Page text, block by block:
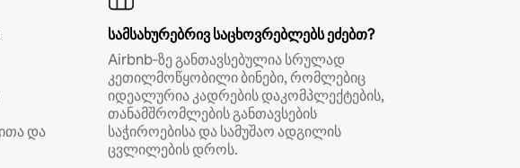
და
სამსახურებრივ საცხოვრებლებს ეძებთ?
Airbnb‑ზე განთავსებულია სრულად
კეთილმოწყობილი ბინები, რომლებიც
იდეალურია კადრების დაკომპლექტების,
თანამშრომლების განთავსების
საჭიროებისა და სამუშაო ადგილის
ცვლილების დროს.